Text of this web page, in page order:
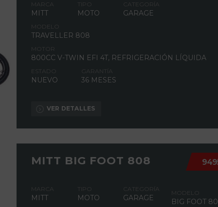
MARCA
MITT
TIPO
MOTO
CATEGORÍA
GARAGE
MODELO
TRAVELLER 808
MOTOR
800CC V-TWIN EFI 4T, REFRIGERACIÓN LÍQUIDA
ESTADO
NUEVO
GARANTÍA
36 MESES
VER DETALLES
MITT BIG FOOT 808
MARCA
MITT
TIPO
MOTO
CATEGORÍA
GARAGE
MODELO
BIG FOOT